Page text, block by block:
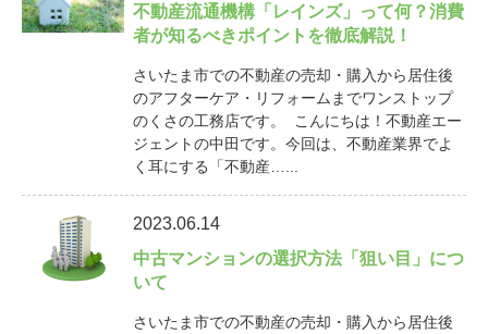
不動産流通機構「レインズ」って何？消費
者が知るべきポイントを徹底解説！
さいたま市での不動産の売却・購入から居住後
のアフターケア・リフォームまでワンストップ
のくさの工務店です。 こんにちは！不動産エー
ジェントの中田です。今回は、不動産業界でよ
く耳にする「不動産…...
2023.06.14
中古マンションの選択方法「狙い目」につ
いて
さいたま市での不動産の売却・購入から居住後